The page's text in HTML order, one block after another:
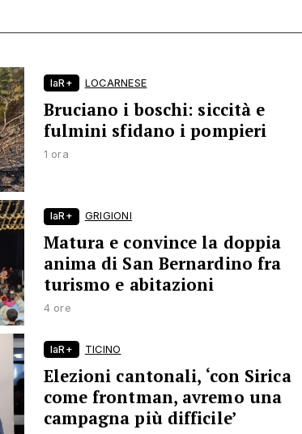
laR+ LOCARNESE
Bruciano i boschi: siccità e
fulmini sfidano i pompieri
1 ora
laR+ GRIGIONI
Matura e convince la doppia
anima di San Bernardino fra
turismo e abitazioni
4 ore
laR+ TICINO
Elezioni cantonali, ‘con Sirica
come frontman, avremo una
campagna più difficile’